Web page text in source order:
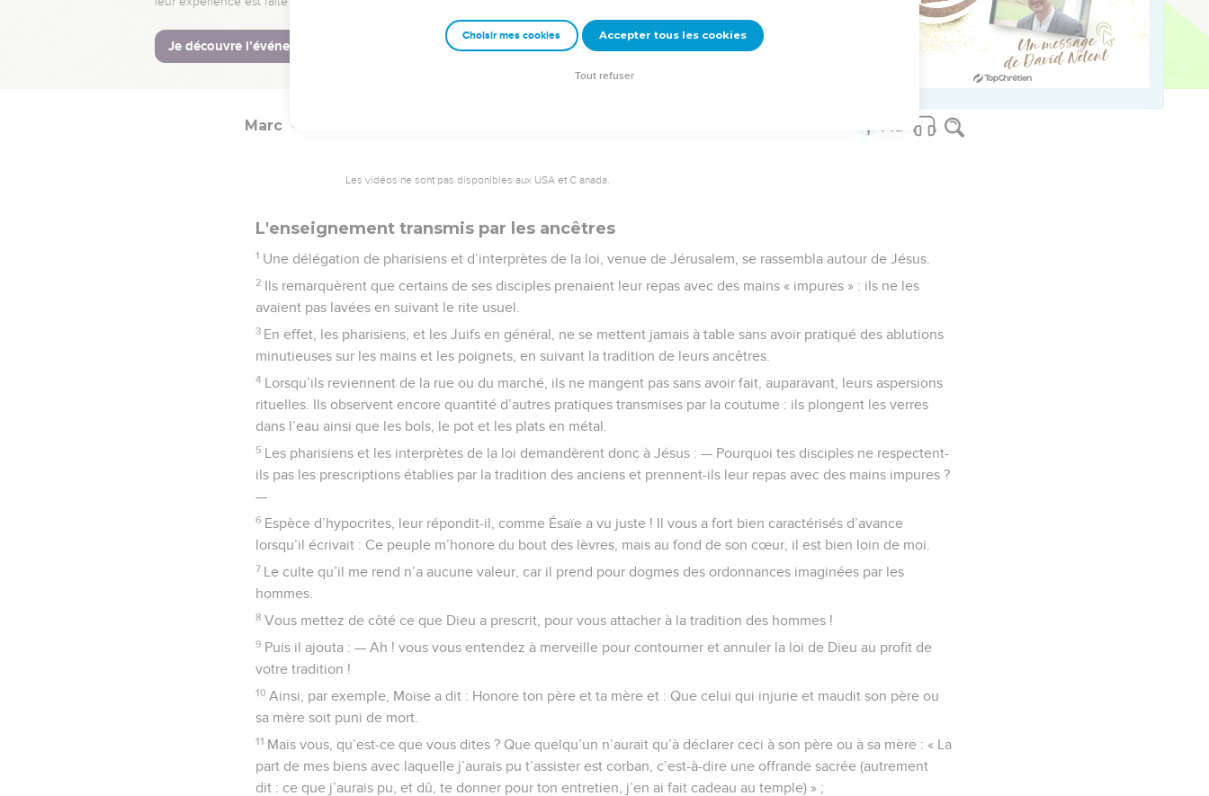
guéris.
© 2013 - 2010 BLF Editions
Marc
Les vidéos ne sont pas disponibles aux USA et C anada.
L'enseignement transmis par les ancêtres
1 Une délégation de pharisiens et d’interprètes de la loi, venue de Jérusalem, se rassembla autour de Jésus.
2 Ils remarquèrent que certains de ses disciples prenaient leur repas avec des mains « impures » : ils ne les
avaient pas lavées en suivant le rite usuel.
3 En effet, les pharisiens, et les Juifs en général, ne se mettent jamais à table sans avoir pratiqué des ablutions
minutieuses sur les mains et les poignets, en suivant la tradition de leurs ancêtres.
4 Lorsqu’ils reviennent de la rue ou du marché, ils ne mangent pas sans avoir fait, auparavant, leurs aspersions
rituelles. Ils observent encore quantité d’autres pratiques transmises par la coutume : ils plongent les verres
dans l’eau ainsi que les bols, le pot et les plats en métal.
5 Les pharisiens et les interprètes de la loi demandèrent donc à Jésus : — Pourquoi tes disciples ne respectent-
ils pas les prescriptions établies par la tradition des anciens et prennent-ils leur repas avec des mains impures ?
—
6 Espèce d’hypocrites, leur répondit-il, comme Ésaïe a vu juste ! Il vous a fort bien caractérisés d’avance
lorsqu’il écrivait : Ce peuple m’honore du bout des lèvres, mais au fond de son cœur, il est bien loin de moi.
7 Le culte qu’il me rend n’a aucune valeur, car il prend pour dogmes des ordonnances imaginées par les
hommes.
8 Vous mettez de côté ce que Dieu a prescrit, pour vous attacher à la tradition des hommes !
9 Puis il ajouta : — Ah ! vous vous entendez à merveille pour contourner et annuler la loi de Dieu au profit de
votre tradition !
10 Ainsi, par exemple, Moïse a dit : Honore ton père et ta mère et : Que celui qui injurie et maudit son père ou
sa mère soit puni de mort.
11 Mais vous, qu’est-ce que vous dites ? Que quelqu’un n’aurait qu’à déclarer ceci à son père ou à sa mère : « La
part de mes biens avec laquelle j’aurais pu t’assister est corban, c’est-à-dire une offrande sacrée (autrement
dit : ce que j’aurais pu, et dû, te donner pour ton entretien, j’en ai fait cadeau au temple) » ;
Choisir mes cookies Accepter tous les cookies
Tout refuser